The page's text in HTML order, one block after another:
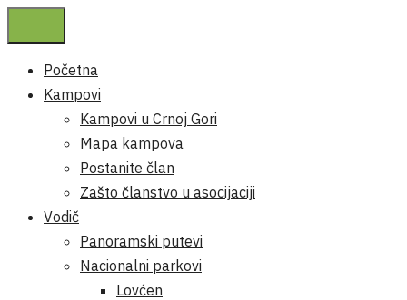
Početna
Kampovi
Kampovi u Crnoj Gori
Mapa kampova
Postanite član
Zašto članstvo u asocijaciji
Vodič
Panoramski putevi
Nacionalni parkovi
Lovćen